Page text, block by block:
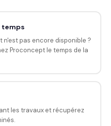
temps
n'est pas encore disponible ?
Proconcept le temps de la
les travaux et récupérez